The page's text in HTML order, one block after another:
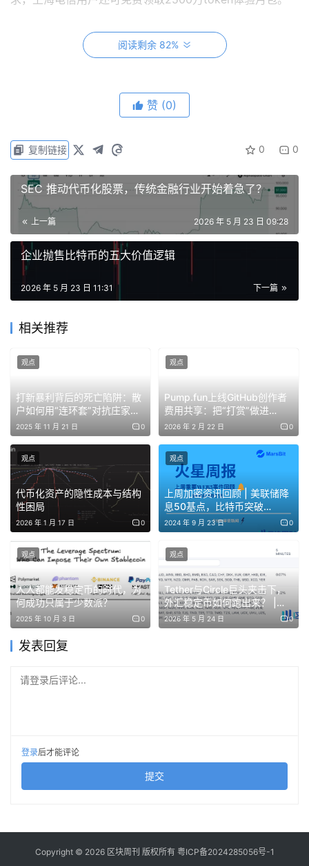
两天后，中国电信面向全国，推出系列试商用token套餐，
面向开发者及中小微企业客户，提供“token+连接+安全”一
在社交媒体上，一些网友表示：“先免费试用，等你上瘾了
再涨价，这套路我熟。”而更多人吐槽收费贵。作为对比，4
月26日，DeepSeek官方发布API价格调整公告，下调全系
API输入缓存命中价，V4Pro版模型的百万tokens输入缓存
命中低至0.025元，约合电信价格的1/40。
虽然顶层设计有了，但在具体业务推广中，三大运营商的步
调并不一致。5月20日，《豹变》致电上海电信客服，从通
索“token”才能对着资料介绍该套餐价格，但对如何使用
错误。
浙江移动客服在搜索“token”后，开始介绍“云电脑”业务：
面向B端企业，员工可通过云端的虚拟桌面，访问公司内网
和操作专业软件。但客服并不熟悉面向C的token套餐。而
在温州联通线下营业厅，工作人员对token套餐亦不了解，
店内也没有摆放相关物料。
尽管市场还没打开，但跟市面上的主流大模型相比，电信
token套餐可以直接用手机话费购买，并支持跨模型使用。
用户购买token额度后，通过API接口可按需调用30余款主
流大模型，将AI能力集成到自己的软件或自动化流程中。而
如果直接在大模型公司充值，余额只能在该模型上使用。不
同模型各有所长，如果用户需要用到另一个模型，只能再充
值，可能会造成浪费。
信、抖音、淘宝等APP；而如果买腾讯的定向流量包，就无
等基础内容，目前主流大模型基本都能胜任。token套餐更
适合爱折腾、有编程基础且会调用API的开发者或AI重度用
户。
运营商的焦虑
阅读剩余 82%
赞 (0)
0 0
复制链接
SEC 推动代币化股票，传统金融行业开始着急了？
上一篇 2026 年 5 月 23 日 09:28
企业抛售比特币的五大价值逻辑
下一篇
2026 年 5 月 23 日 11:31
相关推荐
打新暴利背后的死亡陷阱：散
户如何用“连环套”对抗庄家狙
击？
2025 年 11 月 21 日 0
观点
Pump.fun上线GitHub创作者
费用共享：把“打赏”做进
meme币工厂的资金管道
2026 年 2 月 22 日 0
观点
代币化资产的隐性成本与结构
性困局
2026 年 1 月 17 日 0
观点
上周加密资讯回顾 | 美联储降
息50基点，比特币突破
63000美金
2024 年 9 月 23 日 0
观点
人人都能发稳定币的时代，为
何成功只属于少数派？
2025 年 10 月 3 日 0
观点
Tether与Circle巨头夹击下，
外汇稳定币如何跑出来？ |
BlockWeeks
2026 年 5 月 24 日 0
观点
发表回复
请登录后评论...
登录后才能评论
提交
Copyright © 2026 区块周刊 版权所有 粤ICP备2024285056号-1